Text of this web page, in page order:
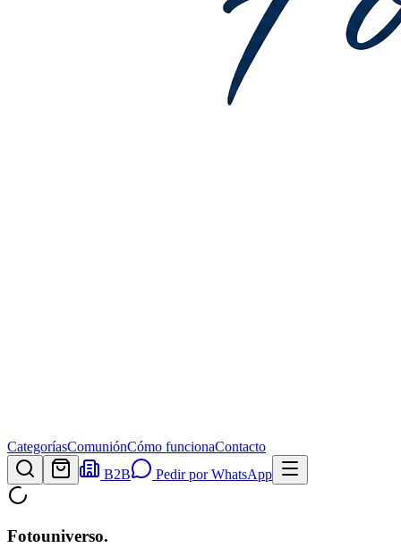
CategoríasComuniónCómo funcionaContacto
B2B
Pedir por WhatsApp
Fotouniverso.